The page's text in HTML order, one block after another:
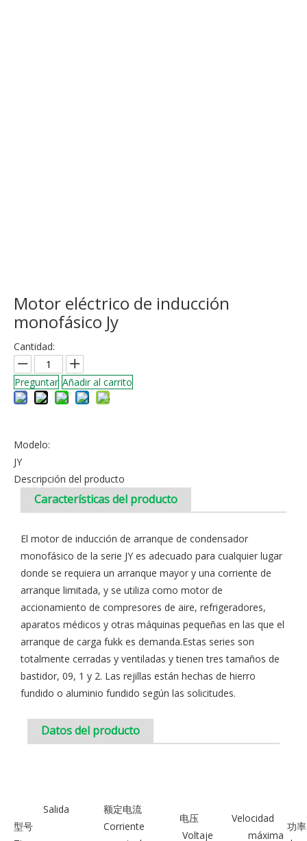
Motor eléctrico de inducción
monofásico Jy
Cantidad:
Preguntar Añadir al carrito
Modelo:
JY
Descripción del producto
Características del producto
El motor de inducción de arranque de condensador
monofásico de la serie JY es adecuado para cualquier lugar
donde se requiera un arranque mayor y una corriente de
arranque limitada, y se utiliza como motor de
accionamiento de compresores de aire, refrigeradores,
aparatos médicos y otras máquinas pequeñas en las que el
arranque de carga fukk es demanda.Estas series son
totalmente cerradas y ventiladas y tienen tres tamaños de
bastidor, 09, 1 y 2. Las rejillas están hechas de hierro
fundido o aluminio fundido según las solicitudes.
Datos del producto
型号
Salida
额定电流
Corriente
电压
Voltaje
Velocidad
máxima
功